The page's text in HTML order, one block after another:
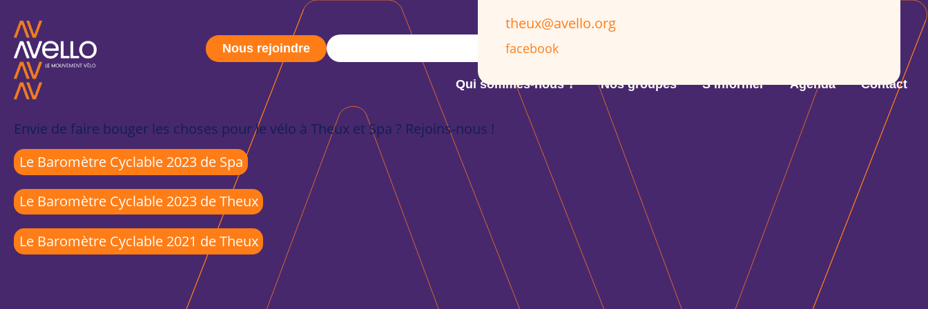
Nous rejoindre
Qui sommes-nous ? Nos groupes S’informer Agenda Contact
theux@avello.org
facebook
Envie de faire bouger les choses pour le vélo à Theux et Spa ? Rejoins-nous !
Le Baromètre Cyclable 2023 de Spa
Le Baromètre Cyclable 2023 de Theux
Le Baromètre Cyclable 2021 de Theux